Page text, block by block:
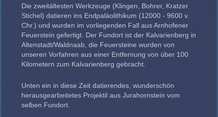
Die zweitältesten Werkzeuge (Klingen, Bohrer, Kratzer
Stichel) datieren ins Endpaläolithikum (12000 - 9600 v.
Chr.) und wurden im vorliegenden Fall aus Arnhofener
Feuerstein gefertigt. Der Fundort ist der Kalvarienberg in
Altenstadt/Waldnaab, die Feuersteine wurden von
unseren Vorfahren aus einer Entfernung von über 100
Kilometern zum Kalvarienberg gebracht.
Unten ein in diese Zeit datierendes, wunderschön
herausgearbeitetes Projektil aus Jurahornstein vom
selben Fundort.